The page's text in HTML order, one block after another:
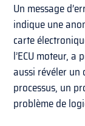
Un message
indique une
carte
l’ECU moteur,
aussi révéler un
processus, un
problème de